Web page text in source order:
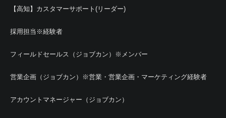
【高知】カスタマーサポート(リーダー)
採用担当※経験者
フィールドセールス（ジョブカン）※メンバー
営業企画（ジョブカン）※営業・営業企画・マーケティング経験者
アカウントマネージャー（ジョブカン）